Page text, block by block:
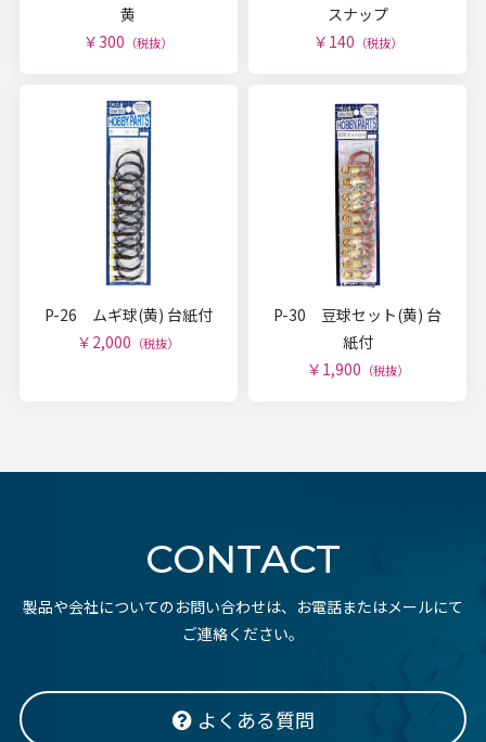
黄
￥300 （税抜）
スナップ
￥140 （税抜）
P-26 ムギ球(黄) 台紙付
￥2,000 （税抜）
P-30 豆球セット(黄) 台
紙付
￥1,900 （税抜）
CONTACT
製品や会社についてのお問い合わせは、お電話またはメールにて
ご連絡ください。
よくある質問